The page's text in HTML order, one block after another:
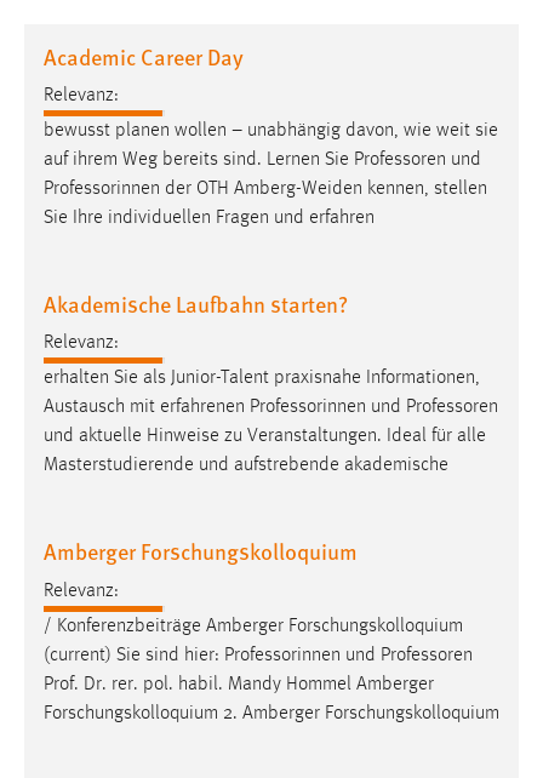
Academic Career Day
Relevanz:
bewusst planen wollen – unabhängig davon, wie weit sie
auf ihrem Weg bereits sind. Lernen Sie Professoren und
Professorinnen der OTH Amberg-Weiden kennen, stellen
Sie Ihre individuellen Fragen und erfahren
Akademische Laufbahn starten?
Relevanz:
erhalten Sie als Junior-Talent praxisnahe Informationen,
Austausch mit erfahrenen Professorinnen und Professoren
und aktuelle Hinweise zu Veranstaltungen. Ideal für alle
Masterstudierende und aufstrebende akademische
Amberger Forschungskolloquium
Relevanz:
/ Konferenzbeiträge Amberger Forschungskolloquium
(current) Sie sind hier: Professorinnen und Professoren
Prof. Dr. rer. pol. habil. Mandy Hommel Amberger
Forschungskolloquium 2. Amberger Forschungskolloquium
Performance
Name:
staticfilecache
Zweck:
Für performante Seitenauslieferung wird in diesem Cookie
gespeichert, ob man eingeloggt ist.
Name:
site-language-preference
Zweck:
Das Cookie speichert die gewählte Sprache der Website.
Cookie Laufzeit:
Chat
Name:
MibewSessionID, MIBEW_UserID, mibew_locale, mibew-
chat-frame-style-5e9dbeb1811c0446
Zweck: